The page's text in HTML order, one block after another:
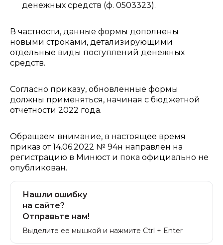
денежных средств (ф. 0503323).
В частности, данные формы дополнены
новыми строками, детализирующими
отдельные виды поступлений денежных
средств.
Согласно приказу, обновленные формы
должны применяться, начиная с бюджетной
отчетности 2022 года.
Обращаем внимание, в настоящее время
приказ от 14.06.2022 № 94н направлен на
регистрацию в Минюст и пока официально не
опубликован.
Нашли ошибку
на сайте?
Отправьте нам!
Выделите ее мышкой и нажмите Ctrl + Enter